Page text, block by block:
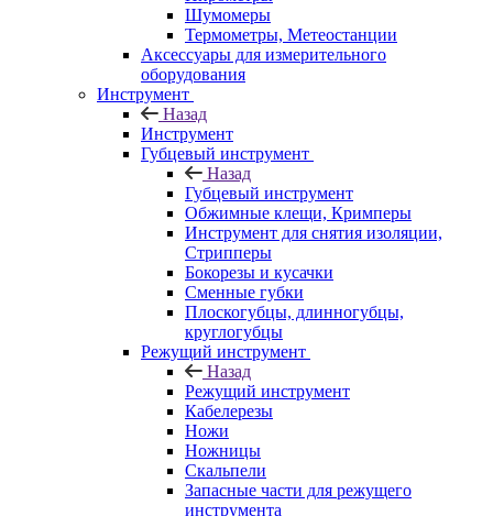
Шумомеры
Термометры, Метеостанции
Аксессуары для измерительного
оборудования
Инструмент
Назад
Инструмент
Губцевый инструмент
Назад
Губцевый инструмент
Обжимные клещи, Кримперы
Инструмент для снятия изоляции,
Стрипперы
Бокорезы и кусачки
Сменные губки
Плоскогубцы, длинногубцы,
круглогубцы
Режущий инструмент
Назад
Режущий инструмент
Кабелерезы
Ножи
Ножницы
Скальпели
Запасные части для режущего
инструмента